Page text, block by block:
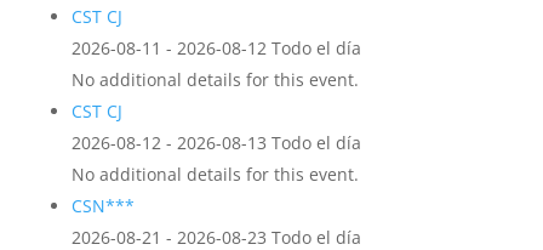
CST CJ
2026-08-11 - 2026-08-12 Todo el día
No additional details for this event.
CST CJ
2026-08-12 - 2026-08-13 Todo el día
No additional details for this event.
CSN***
2026-08-21 - 2026-08-23 Todo el día